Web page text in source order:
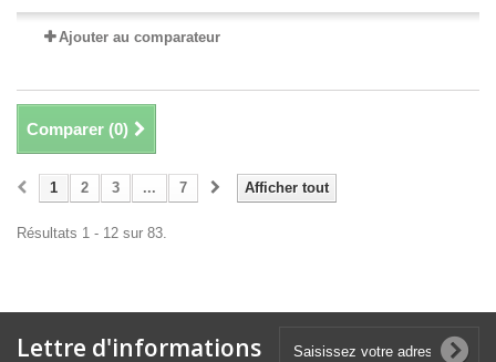
Ajouter au comparateur
Comparer (0)
Afficher tout
1 2 3 ... 7
Résultats 1 - 12 sur 83.
Lettre d'informations